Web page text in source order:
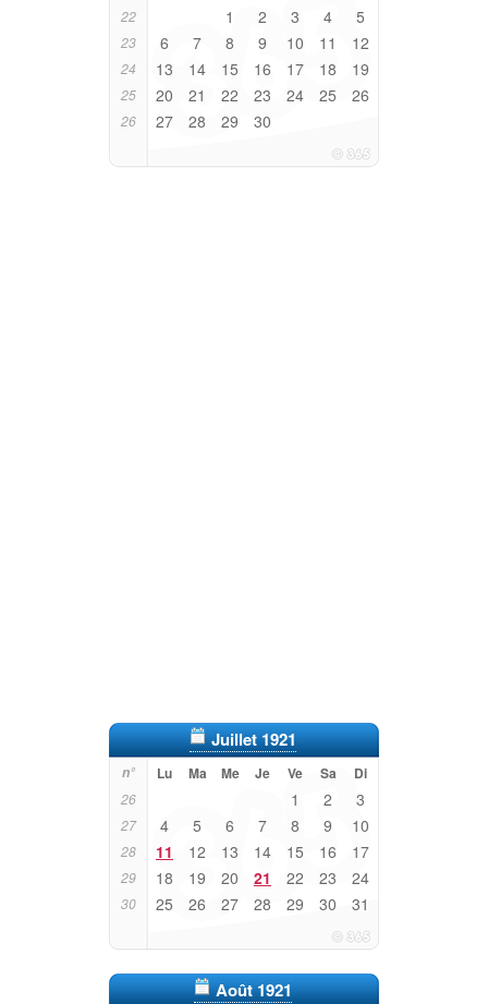
22 1 2 3 4 5
23 6 7 8 9 10 11 12
24 13 14 15 16 17 18 19
25 20 21 22 23 24 25 26
26 27 28 29 30
Juillet 1921
n° Lu Ma Me Je Ve Sa Di
26 1 2 3
27 4 5 6 7 8 9 10
28 11 12 13 14 15 16 17
29 18 19 20 21 22 23 24
30 25 26 27 28 29 30 31
Août 1921